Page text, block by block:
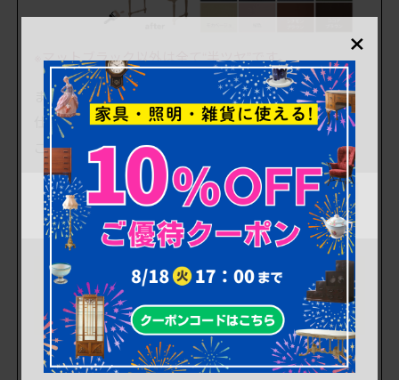
※マットブラック以外は全て“半ツヤ”です。
また商品の状態によっては、現状の色から濃くしての
仕上げも可能です。
ご希望の方はお問い合わせください。
※塗膜がある商品の色変更については、追加費用が
発生いたします。予めご了承ください。
×